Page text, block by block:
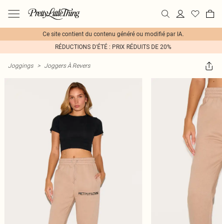
Ce site contient du contenu généré ou modifié par IA.
RÉDUCTIONS D'ÉTÉ : PRIX RÉDUITS DE 20%
Joggings > Joggers À Revers